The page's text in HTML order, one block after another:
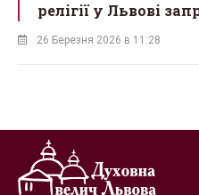
на виставку